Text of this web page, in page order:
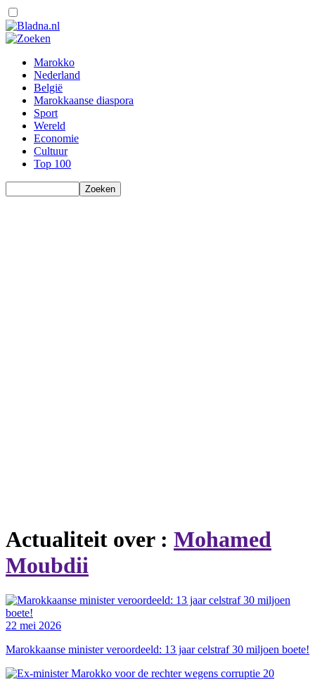
Marokko
Nederland
België
Marokkaanse diaspora
Sport
Wereld
Economie
Cultuur
Top 100
Actualiteit over : Mohamed
Moubdii
22 mei 2026
Marokkaanse minister veroordeeld: 13 jaar celstraf 30 miljoen boete!
20